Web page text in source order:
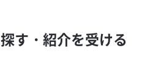
す・紹介を受ける